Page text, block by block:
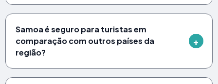
Samoa é seguro para turistas em
comparação com outros países da
região?